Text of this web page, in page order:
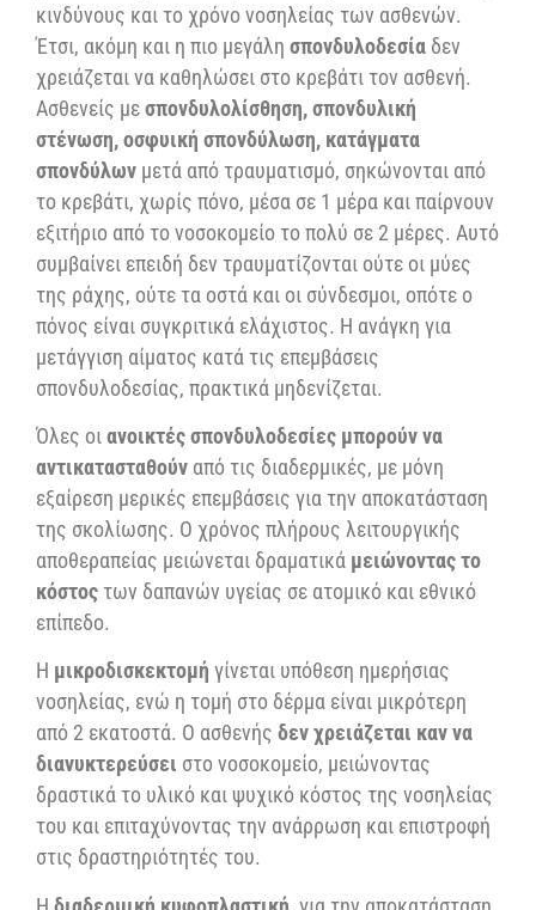
κινδύνους και το χρόνο νοσηλείας των ασθενών.
Έτσι, ακόμη και η πιο μεγάλη σπονδυλοδεσία δεν
χρειάζεται να καθηλώσει στο κρεβάτι τον ασθενή.
Ασθενείς μεσπονδυλολίσθηση, σπονδυλική
στένωση, οσφυική σπονδύλωση, κατάγματα
σπονδύλων μετά από τραυματισμό, σηκώνονται από
το κρεβάτι, χωρίς πόνο, μέσα σε 1 μέρα και παίρνουν
εξιτήριο από το νοσοκομείο το πολύ σε 2 μέρες. Αυτό
συμβαίνει επειδή δεν τραυματίζονται ούτε οι μύες
της ράχης, ούτε τα οστά και οι σύνδεσμοι, οπότε ο
πόνος είναι συγκριτικά ελάχιστος. Η ανάγκη για
μετάγγιση αίματος κατά τις επεμβάσεις
σπονδυλοδεσίας, πρακτικά μηδενίζεται.
Όλες οιανοικτές σπονδυλοδεσίες μπορούν να
αντικατασταθούν από τις διαδερμικές, με μόνη
εξαίρεση μερικές επεμβάσεις για την αποκατάσταση
της σκολίωσης. Ο χρόνος πλήρους λειτουργικής
αποθεραπείας μειώνεται δραματικά μειώνοντας το
κόστοςτων δαπανών υγείας σε ατομικό και εθνικό
επίπεδο.
Η μικροδισκεκτομή γίνεται υπόθεση ημερήσιας
νοσηλείας, ενώ η τομή στο δέρμα είναι μικρότερη
από 2 εκατοστά. Ο ασθενής δεν χρειάζεται καν να
διανυκτερεύσει στο νοσοκομείο, μειώνοντας
δραστικά το υλικό και ψυχικό κόστος της νοσηλείας
του και επιταχύνοντας την ανάρρωση και επιστροφή
στις δραστηριότητές του.